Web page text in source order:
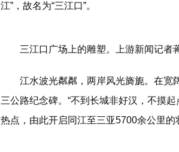
江”，故名为“三江口”。
三江口广场上的雕塑。上游新闻记者
江水波光粼粼，两岸风光旖旎。在宽
三公路纪念碑。“不到长城非好汉，不摸
热点，由此开启同江至三亚5700余公里的